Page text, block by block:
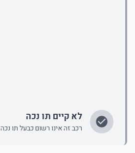
לא קיים תו נכה
רכב זה אינו רשום כבעל תו נכה